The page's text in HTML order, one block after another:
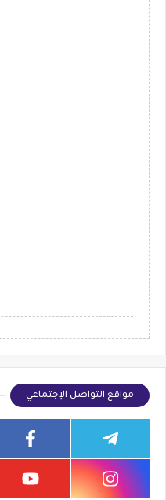
مواقع التواصل الإجتماعي